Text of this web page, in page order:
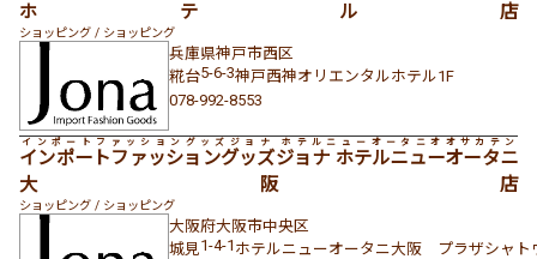
ホテル店
ショッピング / ショッピング
兵庫県神戸市西区
糀台5-6-3神戸西神オリエンタルホテル1F
078-992-8553
インポートファッショングッズジョナ ホテルニューオータニ
大阪店
インポートファッショングッズジョナ ホテルニューオータニオオサカテン
ショッピング / ショッピング
大阪府大阪市中央区
城見1-4-1 ホテルニューオータニ大阪 プラザシャト